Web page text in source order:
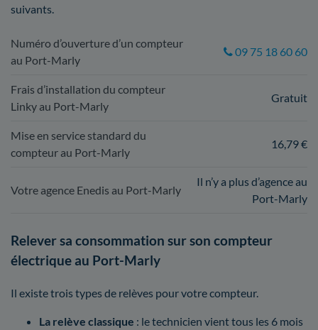
suivants.
Numéro d’ouverture d’un compteur
au Port-Marly
09 75 18 60 60
Frais d’installation du compteur
Linky au Port-Marly
Gratuit
Mise en service standard du
compteur au Port-Marly
16,79 €
Votre agence Enedis au Port-Marly
Il n’y a plus d’agence au
Port-Marly
Relever sa consommation sur son compteur
électrique au Port-Marly
Il existe trois types de relèves pour votre compteur.
La relève classique : le technicien vient tous les 6 mois